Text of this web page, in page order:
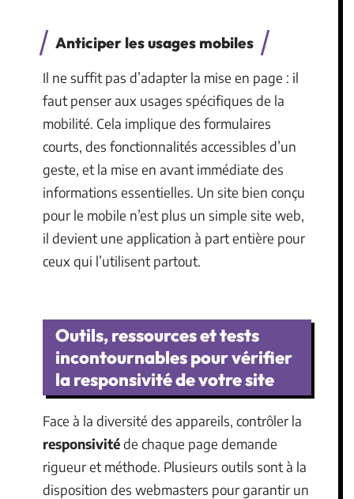
Anticiper les usages mobiles
Il ne suffit pas d’adapter la mise en page : il
faut penser aux usages spécifiques de la
mobilité. Cela implique des formulaires
courts, des fonctionnalités accessibles d’un
geste, et la mise en avant immédiate des
informations essentielles. Un site bien conçu
pour le mobile n’est plus un simple site web,
il devient une application à part entière pour
ceux qui l’utilisent partout.
Outils, ressources et tests
incontournables pour vérifier
la responsivité de votre site
Face à la diversité des appareils, contrôler la
responsivitéde chaque page demande
rigueur et méthode. Plusieurs outils sont à la
disposition des webmasters pour garantir un